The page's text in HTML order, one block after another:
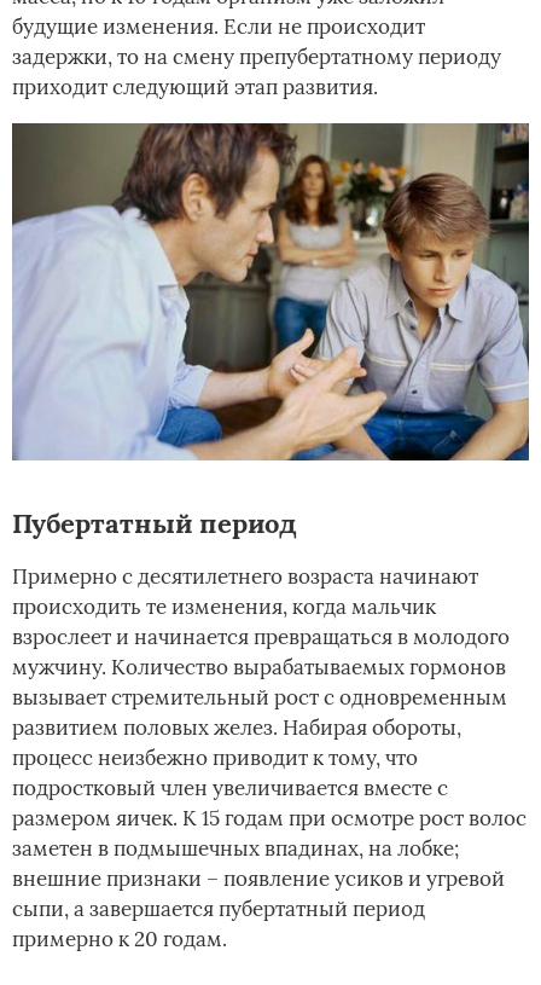
будущие изменения. Если не происходит
задержки, то на смену препубертатному периоду
приходит следующий этап развития.
Пубертатный период
Примерно с десятилетнего возраста начинают
происходить те изменения, когда мальчик
взрослеет и начинается превращаться в молодого
мужчину. Количество вырабатываемых гормонов
вызывает стремительный рост с одновременным
развитием половых желез. Набирая обороты,
процесс неизбежно приводит к тому, что
подростковый член увеличивается вместе с
размером яичек. К 15 годам при осмотре рост волос
заметен в подмышечных впадинах, на лобке;
внешние признаки – появление усиков и угревой
сыпи, а завершается пубертатный период
примерно к 20 годам.